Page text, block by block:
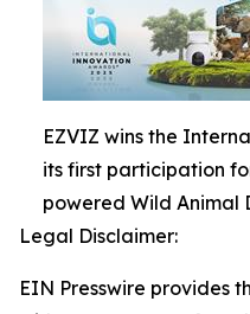
EZVIZ wins the
its first participation
powered Wild Animal
Legal Disclaimer:
EIN Presswire provides